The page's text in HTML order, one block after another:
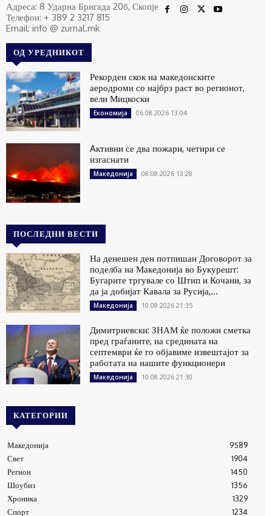
Адреса: 8 Ударна Бригада 20б, Скопје
Телефон: + 389 2 3217 815
Email: info @ zurnal.mk
ОД УРЕДНИКОТ
Рекорден скок на македонските
аеродроми со најбрз раст во регионот,
вели Мицкоски
Економија 06.08.2026 13:04
Aктивни се два пожари, четири се
изгаснати
Македонија 08.08.2026 13:28
ПОСЛЕДНИ ВЕСТИ
На денешен ден потпишан Договорот за
поделба на Македонија во Букурешт:
Бугарите тргувале со Штип и Кочани, за
да ја добијат Кавала за Русија,...
Македонија 10.08.2026 21:35
Димитриевски: ЗНАМ ќе положи сметка
пред граѓаните, на средината на
септември ќе го објавиме извештајот за
работата на нашите функционери
Македонија 10.08.2026 21:30
КАТЕГОРИИ
Македонија
9589
Свет
1904
Регион
1450
Шоубиз
1356
Хроника
1329
Спорт
1234